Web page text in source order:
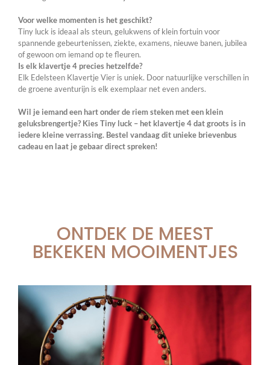
Voor welke momenten is het geschikt?
Tiny luck is ideaal als steun, gelukwens of klein fortuin voor
spannende gebeurtenissen, ziekte, examens, nieuwe banen, jubilea
of gewoon om iemand op te fleuren.
Is elk klavertje 4 precies hetzelfde?
Elk Edelsteen Klavertje Vier is uniek. Door natuurlijke verschillen in
de groene aventurijn is elk exemplaar net even anders.
Wil je iemand een hart onder de riem steken met een klein
geluksbrengertje? Kies Tiny luck – het klavertje 4 dat groots is in
iedere kleine verrassing. Bestel vandaag dit unieke brievenbus
cadeau en laat je gebaar direct spreken!
ONTDEK DE MEEST
BEKEKEN MOOIMENTJES